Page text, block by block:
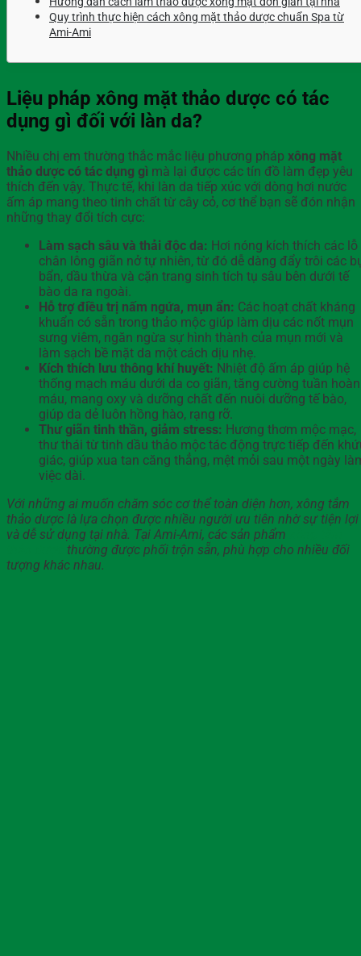
Quy trình thực hiện cách xông mặt thảo dược chuẩn Spa từ
Ami-Ami
Liệu pháp xông mặt thảo dược có tác
dụng gì đối với làn da?
Nhiều chị em thường thắc mắc liệu phương pháp xông mặt
thảo dược có tác dụng gì mà lại được các tín đồ làm đẹp yêu
thích đến vậy. Thực tế, khi làn da tiếp xúc với dòng hơi nước
ấm áp mang theo tinh chất từ cây cỏ, cơ thể bạn sẽ đón nhận
những thay đổi tích cực:
Làm sạch sâu và thải độc da: Hơi nóng kích thích các lỗ
chân lông giãn nở tự nhiên, từ đó dễ dàng đẩy trôi các
bẩn, dầu thừa và cặn trang sinh tích tụ sâu bên dưới tế
bào da ra ngoài.
Hỗ trợ điều trị nấm ngứa, mụn ẩn: Các hoạt chất kháng
khuẩn có sẵn trong thảo mộc giúp làm dịu các nốt mụn
sưng viêm, ngăn ngừa sự hình thành của mụn mới và
làm sạch bề mặt da một cách dịu nhẹ.
Kích thích lưu thông khí huyết: Nhiệt độ ấm áp giúp hệ
thống mạch máu dưới da co giãn, tăng cường tuần hoàn
máu, mang oxy và dưỡng chất đến nuôi dưỡng tế bào,
giúp da dẻ luôn hồng hào, rạng rỡ.
Thư giãn tinh thần, giảm stress: Hương thơm mộc mạc,
thư thái từ tinh dầu thảo mộc tác động trực tiếp đến
giác, giúp xua tan căng thẳng, mệt mỏi sau một ngày
việc dài.
Với những ai muốn chăm sóc cơ thể toàn diện hơn, xông tắm
thảo dược là lựa chọn được nhiều người ưu tiên nhờ sự tiện lợi
và dễ sử dụng tại nhà. Tại Ami-Ami, các sản phẩm
thường được phối trộn sẵn, phù hợp cho nhiều đối
tượng khác nhau.